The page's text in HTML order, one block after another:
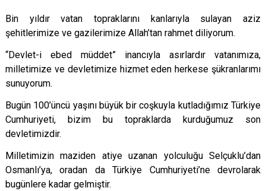
Bin yıldır vatan topraklarını kanlarıyla sulayan aziz
şehitlerimize ve gazilerimize Allah’tan rahmet diliyorum.
“Devlet-i ebed müddet” inancıyla asırlardır vatanımıza,
milletimize ve devletimize hizmet eden herkese şükranlarımı
sunuyorum.
Bugün 100’üncü yaşını büyük bir coşkuyla kutladığımız Türkiye
Cumhuriyeti, bizim bu topraklarda kurduğumuz son
devletimizdir.
Milletimizin maziden atiye uzanan yolculuğu Selçuklu’dan
Osmanlı’ya, oradan da Türkiye Cumhuriyeti’ne devrolarak
bugünlere kadar gelmiştir.